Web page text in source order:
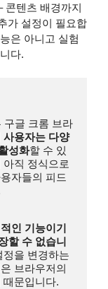
콘텐츠 배경까지
가 설정이 필요합
은 아니고 실험
다.
구글 크롬 브라
사용자는 다양
성화할 수 있
직 정식으로
자들의 피드
인 기능이기
할 수 없습니
정을 변경하는
브라우저의
때문입니다.